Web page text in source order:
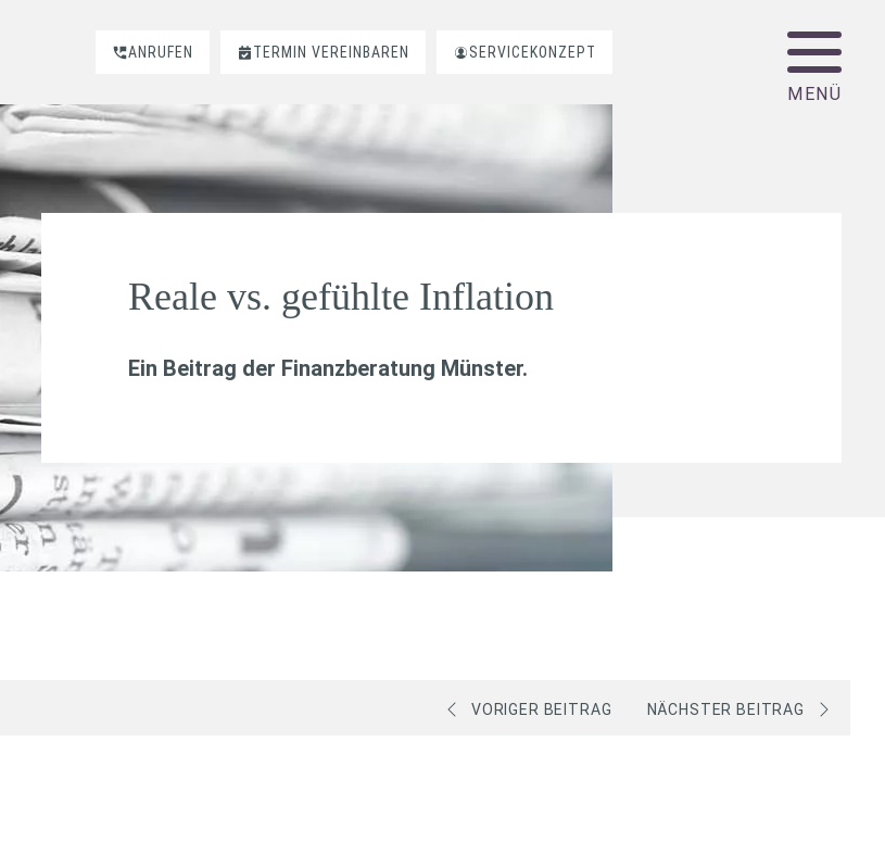
ANRUFEN TERMIN VEREINBAREN SERVICEKONZEPT
Reale vs. gefühlte Inflation
Ein Beitrag der Finanzberatung Münster.
VORIGER BEITRAG NÄCHSTER BEITRAG